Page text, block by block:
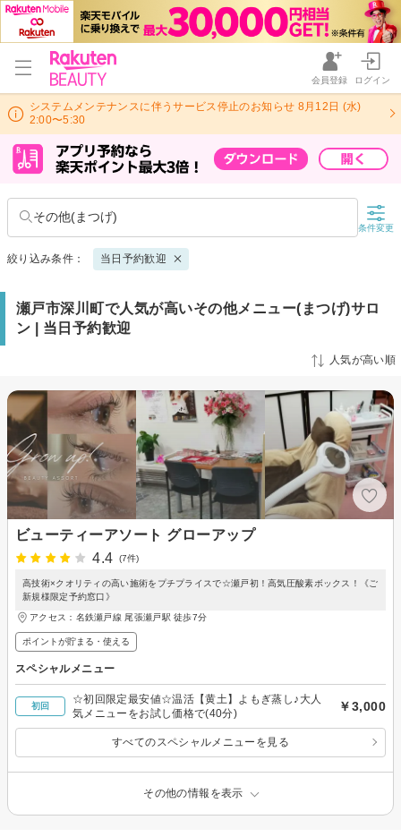
会員登録 ログイン
システムメンテナンスに伴うサービス停止のお知らせ 8月12日 (水)
2:00〜5:30
その他(まつげ)
条件変更
絞り込み条件： 当日予約歓迎
瀬戸市深川町で人気が高いその他メニュー(まつげ)サロ
ン | 当日予約歓迎
人気が高い順
ビューティーアソート グローアップ
4.4
(7件)
高技術×クオリティの高い施術をプチプライスで☆瀬戸初！高気圧酸素ボックス！《ご
新規様限定予約窓口》
アクセス：名鉄瀬戸線 尾張瀬戸駅 徒歩7分
ポイントが貯まる・使える
スペシャルメニュー
初回
☆初回限定最安値☆温活【黄土】よもぎ蒸し♪大人
気メニューをお試し価格で(40分)
￥3,000
すべてのスペシャルメニューを見る
その他の情報を表示